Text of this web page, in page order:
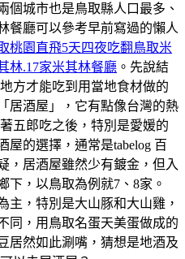
個城市也是鳥取縣人口最多、
餐廳可以參考早前寫過的懶人
桃園直飛5天四夜吃翻鳥取米
林.17家米其林餐廳 。先說結
方才能吃到用當地食材做的
居酒屋」，它有點像台灣的熱
五郎吃之後，特別是愛媛的
屋的選擇，通常是tabelog 百
，居酒屋雖然少有鍍金，但入
下，以鳥取為例就7、8家。
主，特別是大山豚和大山雞，
同，用鳥取名蛋天美蛋做成的
居然如此涮嘴，猜想是地酒及